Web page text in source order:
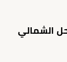
الشمالي